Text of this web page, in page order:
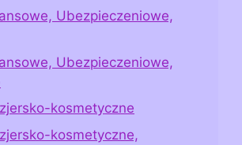
Ubezpieczeniowe,
Ubezpieczeniowe,
kosmetyczne
kosmetyczne,